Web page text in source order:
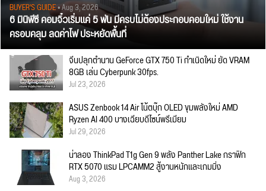
BUYER'S GUIDE• Aug 3, 2026
6 มินิพีซี คอมจิ๋วเริ่มแค่ 5 พัน มีครบไม่ต้องประกอบคอมใหม่ ใช้งาน
ครอบคลุม ลดค่าไฟ ประหยัดพื้นที่
จีนปลุกตำนาน GeForce GTX 750 Ti กำเนิดใหม่ ยัด VRAM
8GB เล่น Cyberpunk 30fps.
Jul 23, 2026
ASUS Zenbook 14 Air โน้ตบุ๊ก OLED ขุมพลังใหม่ AMD
Ryzen AI 400 บางเฉียบดีไซน์พรีเมียม
Jul 29, 2026
น่าลอง ThinkPad T1g Gen 9 พลัง Panther Lake กราฟิก
RTX 5070 แรม LPCAMM2 สู้งานหนักและเกมมิ่ง
Aug 3, 2026